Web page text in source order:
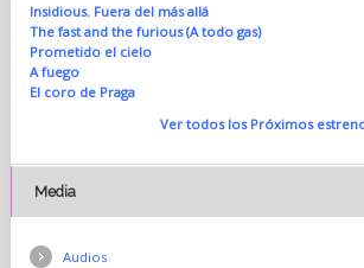
Insidious. Fuera del más allá
The fast and the furious (A todo gas)
Prometido el cielo
A fuego
El coro de Praga
Ver todos los Próximos
Media
Audios